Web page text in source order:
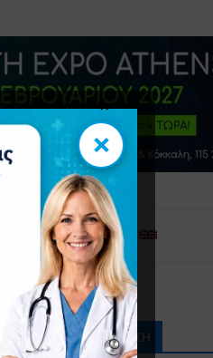
Επικοινωνία
ΑΝΑΖΉΤΗΣΗ
×
×